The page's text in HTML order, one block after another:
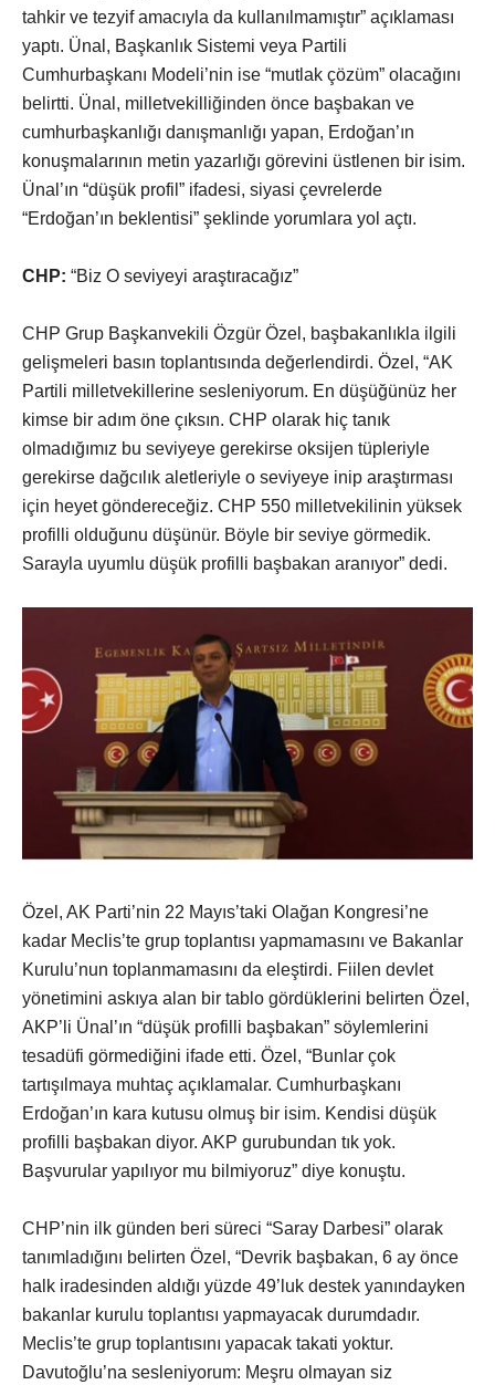
tahkir ve tezyif amacıyla da kullanılmamıştır” açıklaması
yaptı. Ünal, Başkanlık Sistemi veya Partili
Cumhurbaşkanı Modeli’nin ise “mutlak çözüm” olacağını
belirtti. Ünal, milletvekilliğinden önce başbakan ve
cumhurbaşkanlığı danışmanlığı yapan, Erdoğan’ın
konuşmalarının metin yazarlığı görevini üstlenen bir isim.
Ünal’ın “düşük profil” ifadesi, siyasi çevrelerde
“Erdoğan’ın beklentisi” şeklinde yorumlara yol açtı.
CHP: “Biz O seviyeyi araştıracağız”
CHP Grup Başkanvekili Özgür Özel, başbakanlıkla ilgili
gelişmeleri basın toplantısında değerlendirdi. Özel, “AK
Partili milletvekillerine sesleniyorum. En düşüğünüz her
kimse bir adım öne çıksın. CHP olarak hiç tanık
olmadığımız bu seviyeye gerekirse oksijen tüpleriyle
gerekirse dağcılık aletleriyle o seviyeye inip araştırması
için heyet göndereceğiz. CHP 550 milletvekilinin yüksek
profilli olduğunu düşünür. Böyle bir seviye görmedik.
Sarayla uyumlu düşük profilli başbakan aranıyor” dedi.
Özel, AK Parti’nin 22 Mayıs’taki Olağan Kongresi’ne
kadar Meclis’te grup toplantısı yapmamasını ve Bakanlar
Kurulu’nun toplanmamasını da eleştirdi. Fiilen devlet
yönetimini askıya alan bir tablo gördüklerini belirten Özel,
AKP’li Ünal’ın “düşük profilli başbakan” söylemlerini
tesadüfi görmediğini ifade etti. Özel, “Bunlar çok
tartışılmaya muhtaç açıklamalar. Cumhurbaşkanı
Erdoğan’ın kara kutusu olmuş bir isim. Kendisi düşük
profilli başbakan diyor. AKP gurubundan tık yok.
Başvurular yapılıyor mu bilmiyoruz” diye konuştu.
CHP’nin ilk günden beri süreci “Saray Darbesi” olarak
tanımladığını belirten Özel, “Devrik başbakan, 6 ay önce
halk iradesinden aldığı yüzde 49’luk destek yanındayken
bakanlar kurulu toplantısı yapmayacak durumdadır.
Meclis’te grup toplantısını yapacak takati yoktur.
Davutoğlu’na sesleniyorum: Meşru olmayan siz